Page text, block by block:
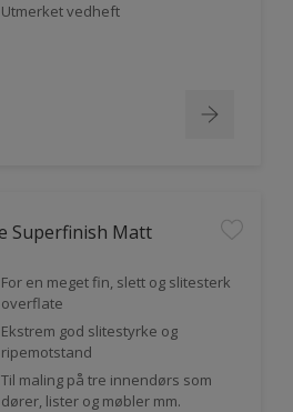
Utmerket vedheft
Superfinish Matt
For en meget fin, slett og slitesterk
overflate
Ekstrem god slitestyrke og
ripemotstand
Til maling på tre innendørs som
dører, lister og møbler mm.